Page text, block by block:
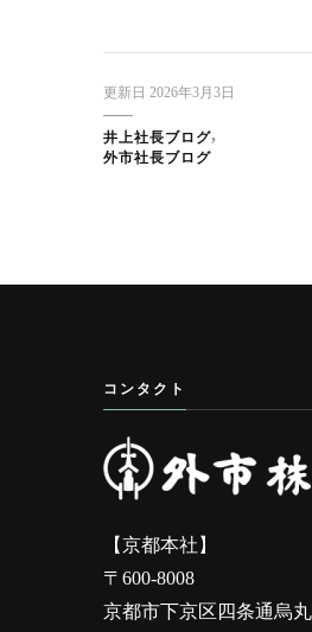
更新日 2026年3月3日
井上社長ブログ
外市社長ブログ
コンタクト
【京都本社】
〒600-8008
京都市下京区四条通烏